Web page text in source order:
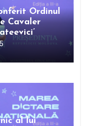
Ordinul
Cavaler
al lui